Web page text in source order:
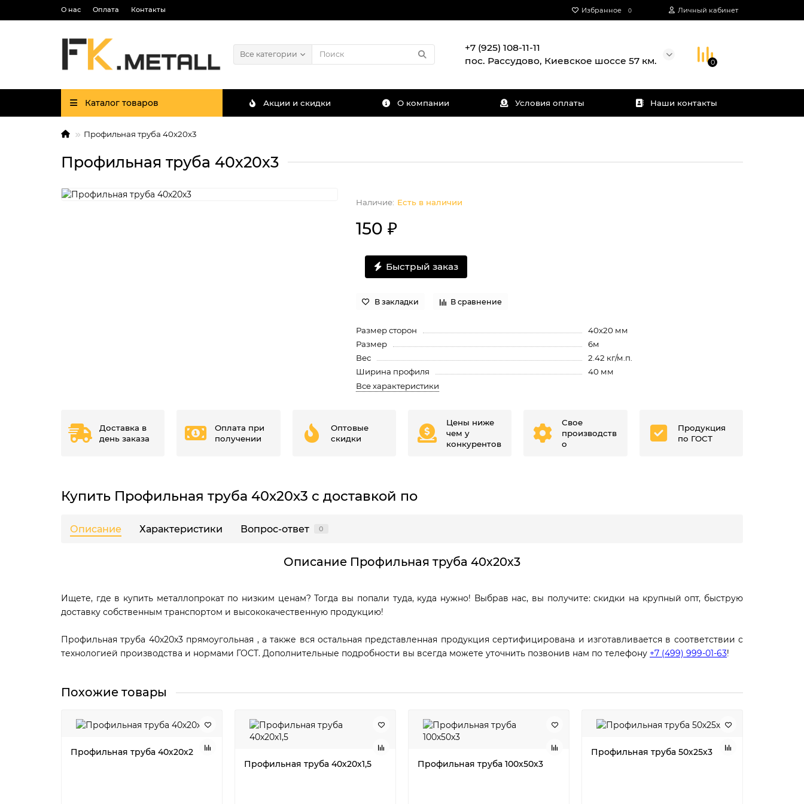
О нас Оплата Контакты Избранное 0 Личный кабинет
Все категории
+7 (925) 108-11-11
пос. Рассудово, Киевское шоссе 57 км.
0
Каталог товаров Акции и скидки О компании Условия оплаты Наши контакты
Профильная труба 40х20х3
Профильная труба 40х20х3
Есть в наличии
150 ₽
Быстрый заказ
В закладки В сравнение
Размер сторон
40х20 мм
Размер
6м
Вес
2.42 кг/м.п.
Ширина профиля
40 мм
Все характеристики
Доставка в
день заказа
Оплата при
получении
Оптовые
скидки
Цены ниже
чем у
конкурентов
Свое
производств
о
Продукция
по ГОСТ
Купить Профильная труба 40х20х3 с доставкой по
Описание Характеристики Вопрос-ответ 0
Описание Профильная труба 40х20х3
Ищете, где в купить металлопрокат по низким ценам? Тогда вы попали туда, куда нужно! Выбрав нас, вы получите: скидки на крупный опт, быструю
доставку собственным транспортом и высококачественную продукцию!
Профильная труба 40х20х3 прямоугольная , а также вся остальная представленная продукция сертифицирована и изготавливается в соответствии с
технологией производства и нормами ГОСТ. Дополнительные подробности вы всегда можете уточнить позвонив нам по телефону +7 (499) 999-01-63!
Похожие товары
Профильная труба 40х20х2
Профильная труба 40х20х1,5 Профильная труба 100х50х3
Профильная труба 50х25х3